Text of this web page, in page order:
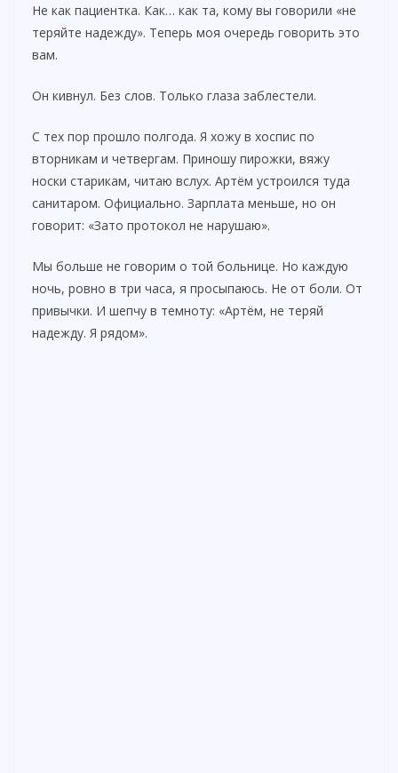
Не как пациентка. Как… как та, кому вы говорили «не
теряйте надежду». Теперь моя очередь говорить это
вам.
Он кивнул. Без слов. Только глаза заблестели.
С тех пор прошло полгода. Я хожу в хоспис по
вторникам и четвергам. Приношу пирожки, вяжу
носки старикам, читаю вслух. Артём устроился туда
санитаром. Официально. Зарплата меньше, но он
говорит: «Зато протокол не нарушаю».
Мы больше не говорим о той больнице. Но каждую
ночь, ровно в три часа, я просыпаюсь. Не от боли. От
привычки. И шепчу в темноту: «Артём, не теряй
надежду. Я рядом».